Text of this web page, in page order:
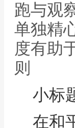
跑与观
单独精
度有助
则
小标
在和